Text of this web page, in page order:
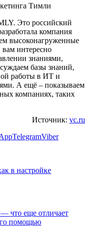
Тимли
Это российский
компания
высоконагруженные
интересно
знаниями,
базы знаний,
работы в ИТ и
А ещё – показываем
компаниях, таких
Источник: vc.ru
TelegramViber
в настройке
что еще отличает
помощью